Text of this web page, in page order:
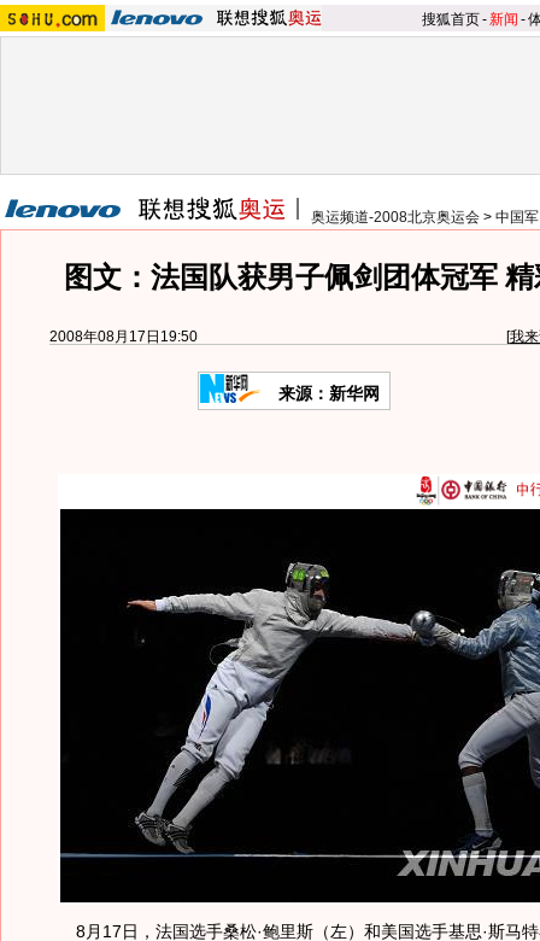
搜狐首页-新闻 -
奥运频道-2008北京奥运会 > 中国
图文：法国队获男子佩剑团体冠军
2008年08月17日19:50 [我
来源：新华网
8月17日，法国选手桑松·鲍里斯（左）和美国选手基思·斯马